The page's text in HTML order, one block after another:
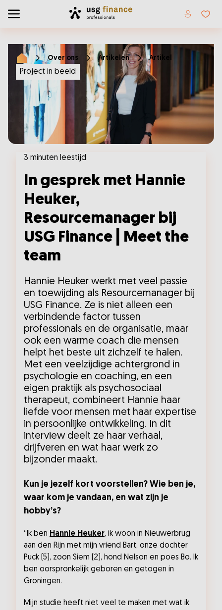
Toggle menu
Home
Home
Over ons Artikelen Artikel
Project in beeld
3 minuten leestijd
In gesprek met Hannie
Heuker,
Resourcemanager bij
USG Finance | Meet the
team
Hannie Heuker werkt met veel passie
en toewijding als Resourcemanager bij
USG Finance. Ze is niet alleen een
verbindende factor tussen
professionals en de organisatie, maar
ook een warme coach die mensen
helpt het beste uit zichzelf te halen.
Met een veelzijdige achtergrond in
psychologie en coaching, en een
eigen praktijk als psychosociaal
therapeut, combineert Hannie haar
liefde voor mensen met haar expertise
in persoonlijke ontwikkeling. In dit
interview deelt ze haar verhaal,
drijfveren en wat haar werk zo
bijzonder maakt.
Kun je jezelf kort voorstellen? Wie ben je,
waar kom je vandaan, en wat zijn je
hobby’s?
“Ik ben Hannie Heuker, ik woon in Nieuwerbrug
aan den Rijn met mijn vriend Bart, onze dochter
Puck (5), zoon Siem (2), hond Nelson en poes Bo. Ik
ben oorspronkelijk geboren en getogen in
Groningen.
Mijn studie heeft niet veel te maken met wat ik